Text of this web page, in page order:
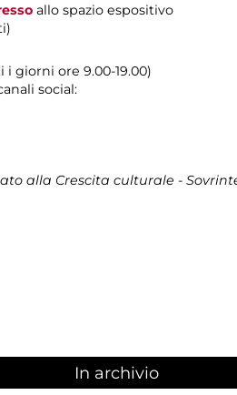
allo spazio espositivo
giorni ore 9.00-19.00)
social:
alla Crescita culturale -
In archivio